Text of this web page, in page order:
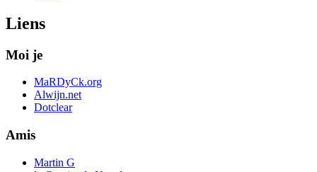
Liens
Moi je
MaRDyCk.org
Alwijn.net
Dotclear
Amis
Martin G